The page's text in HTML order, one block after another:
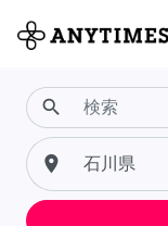
search
place